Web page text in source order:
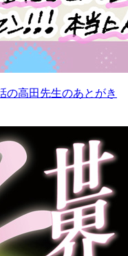
の高田先生のあとがき